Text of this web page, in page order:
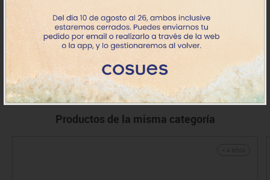
Stock
IVA incluido
Productos de la misma categoría